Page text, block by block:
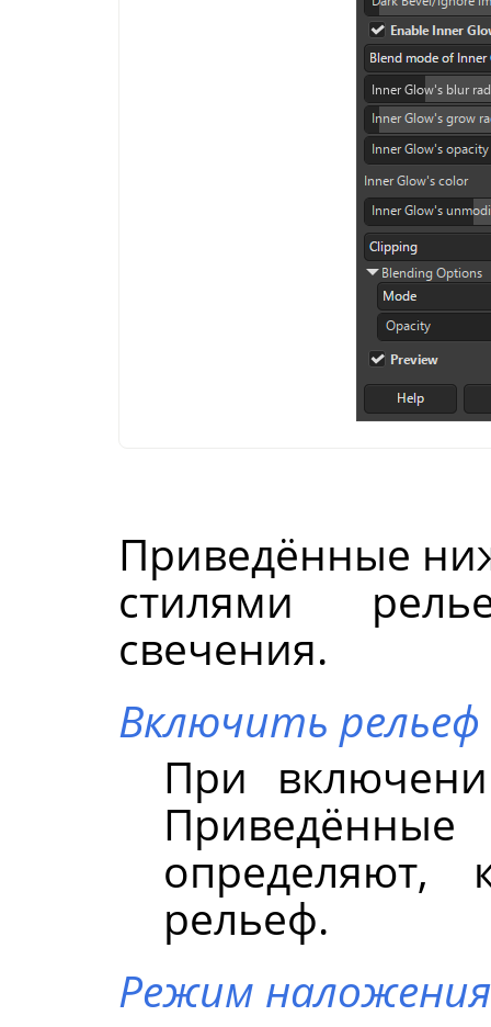
Приведённые
стилями
свечения.
Включить рельеф
При
определяют,
рельеф.
Режим